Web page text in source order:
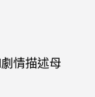
劇情描述母